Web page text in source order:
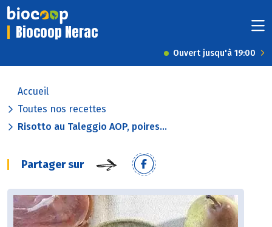
Biocoop Nerac
Ouvert jusqu'à 19:00
Accueil
Toutes nos recettes
Risotto au Taleggio AOP, poires...
Partager sur